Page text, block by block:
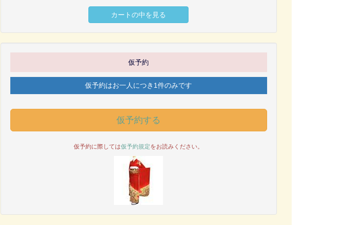
仮予約
仮予約はお一人につき1件のみです
仮予約する
仮予約に際しては仮予約規定をお読みください。